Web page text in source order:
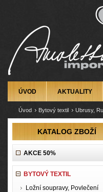
ÚVOD AKTUALITY
Úvod Bytový textil Ubrusy,
KATALOG ZBOŽÍ
AKCE 50%
BYTOVÝ TEXTIL
Ložní soupravy, Povlečení